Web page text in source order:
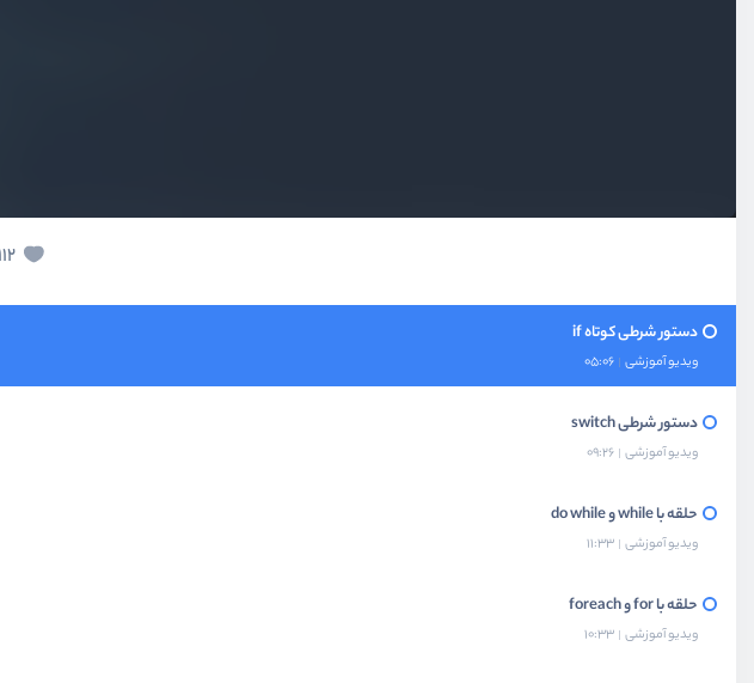
دستور شرطی کوتاه if
ویدیو آموزشی 05:06
دستور شرطی switch
ویدیو آموزشی 09:26
حلقه با‌ while و do while
ویدیو آموزشی 11:33
حلقه با for و foreach
ویدیو آموزشی 10:33